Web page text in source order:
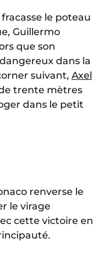
le poteau
Guillermo
que son
dans la
suivant, Axel
trente mètres
dans le petit
renverse le
le virage
cette victoire en